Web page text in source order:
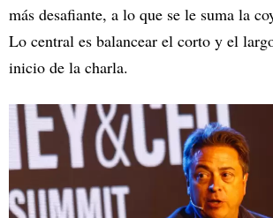
más desafiante, a lo que se le suma la
Lo central es balancear el corto y el
inicio de la charla.